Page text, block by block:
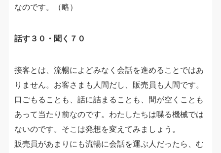
なのです。（略）
話す３０・聞く７０
接客とは、流暢によどみなく会話を進めることではあ
りません。お客さまも人間だし、販売員も人間です。
口ごもることも、話に詰まることも、間が空くことも
あって当たり前なのです。わたしたちは喋る機械では
ないのです。そこは発想を変えてみましょう。
販売員があまりにも流暢に会話を運ぶ人だったら、む